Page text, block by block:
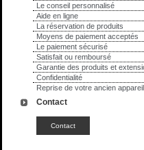
Le conseil personnalisé
Aide en ligne
La réservation de produits
Moyens de paiement acceptés
Le paiement sécurisé
Satisfait ou remboursé
Garantie des produits et
Confidentialité
Reprise de votre ancien appareil
Contact